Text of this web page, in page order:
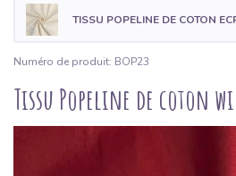
TISSU POPELINE DE COTON
Numéro de produit: BOP23
Tissu Popeline de coton